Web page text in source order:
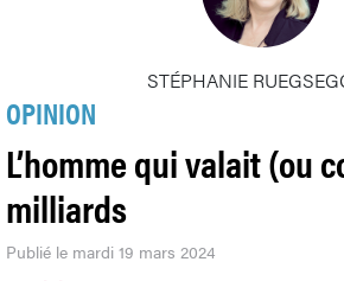
STÉPHANIE
OPINION
L’homme qui valait (ou
milliards
Publié le mardi 19 mars 2024